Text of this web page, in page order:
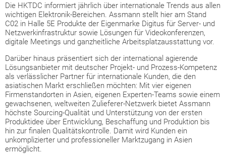
Die HKTDC informiert jährlich über internationale Trends aus allen
wichtigen Elektronik-Bereichen. Assmann stellt hier am Stand
C02 in Halle 5E Produkte der Eigenmarke Digitus für Server- und
Netzwerkinfrastruktur sowie Lösungen für Videokonferenzen,
digitale Meetings und ganzheitliche Arbeitsplatzausstattung vor.
Darüber hinaus präsentiert sich der international agierende
Lösungsanbieter mit deutscher Projekt- und Prozess-Kompetenz
als verlässlicher Partner für internationale Kunden, die den
asiatischen Markt erschließen möchten: Mit vier eigenen
Firmenstandorten in Asien, eigenen Experten-Teams sowie einem
gewachsenen, weltweiten Zulieferer-Netzwerk bietet Assmann
höchste Sourcing-Qualität und Unterstützung von der ersten
Produktidee über Entwicklung, Beschaffung und Produktion bis
hin zur finalen Qualitätskontrolle. Damit wird Kunden ein
unkomplizierter und professioneller Marktzugang in Asien
ermöglicht.